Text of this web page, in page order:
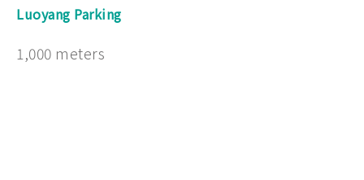
Luoyang Parking
1,000 meters